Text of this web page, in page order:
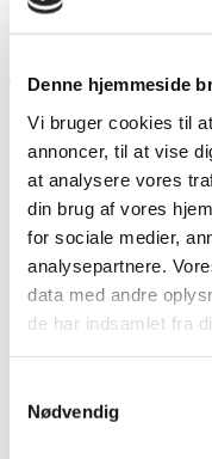
Denne hjemmeside
Vi bruger cookies til
annoncer, til at vise
at analysere vores
din brug af vores
for sociale medier,
analysepartnere.
data med andre
de har indsamlet fra
Nødvendig
Elbilers
Offentlig
Overvejelser om
Hvordan
Love og
Cases fra
Hvad koster en
Totale
Ejerafgifter
Hvad